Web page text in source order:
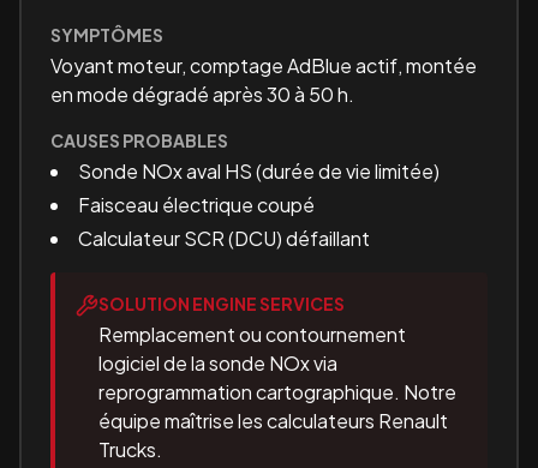
SYMPTÔMES
Voyant moteur, comptage AdBlue actif, montée
en mode dégradé après 30 à 50 h.
CAUSES PROBABLES
Sonde NOx aval HS (durée de vie limitée)
Faisceau électrique coupé
Calculateur SCR (DCU) défaillant
SOLUTION ENGINE SERVICES
Remplacement ou contournement
logiciel de la sonde NOx via
reprogrammation cartographique. Notre
équipe maîtrise les calculateurs Renault
Trucks.